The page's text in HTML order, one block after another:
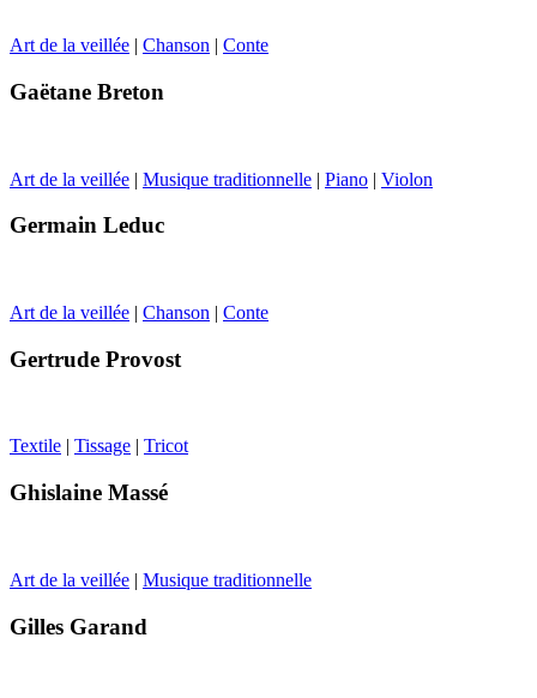
Art de la veillée | Chanson | Conte
Gaëtane Breton
Art de la veillée | Musique traditionnelle | Piano | Violon
Germain Leduc
Art de la veillée | Chanson | Conte
Gertrude Provost
Textile | Tissage | Tricot
Ghislaine Massé
Art de la veillée | Musique traditionnelle
Gilles Garand